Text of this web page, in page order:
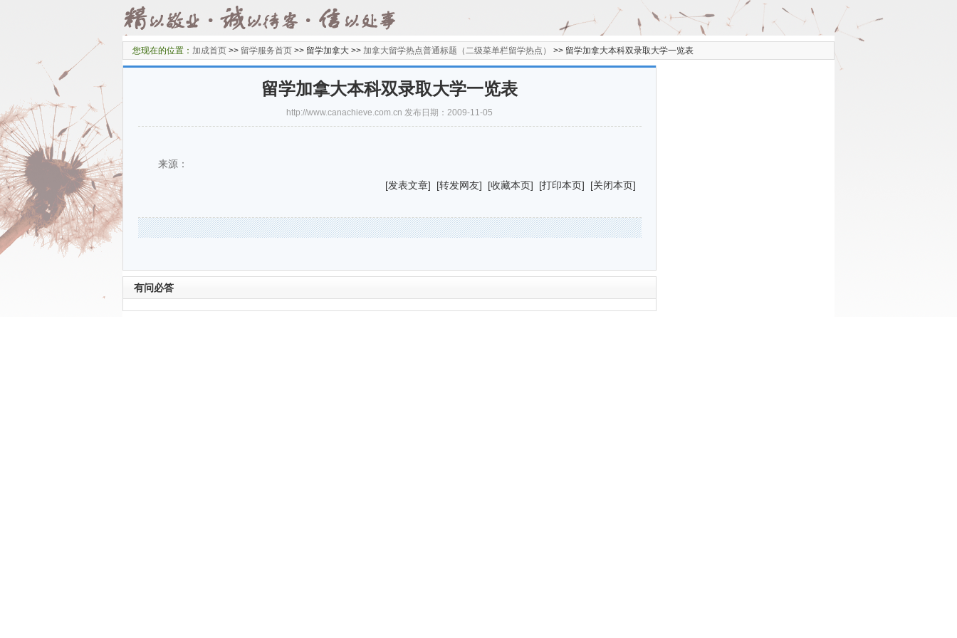
您现在的位置： 加成首页 >> 留学服务首页 >> 留学加拿大 >> 加拿大留学热点普通标题（二级菜单栏留学热点） >> 留学加拿大本科双录取大学一览表
留学加拿大本科双录取大学一览表
http://www.canachieve.com.cn 发布日期：2009-11-05
来源：
[发表文章] [转发网友] [收藏本页] [打印本页] [关闭本页]
有问必答